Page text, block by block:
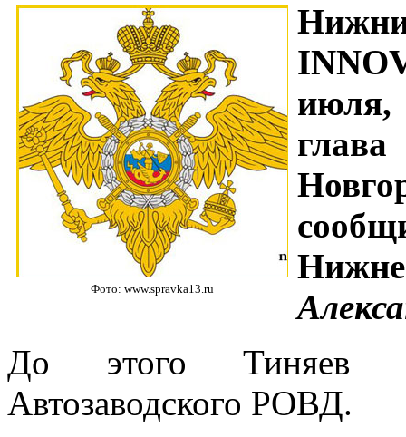
Фото: www.spravka13.ru
июля,
До этого Тиняев
Автозаводского РОВД.